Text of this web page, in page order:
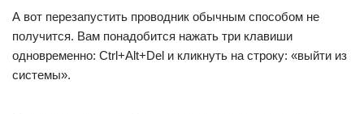
А вот перезапустить проводник обычным способом не
получится. Вам понадобится нажать три клавиши
одновременно: Ctrl+Alt+Del и кликнуть на строку: «выйти из
системы».